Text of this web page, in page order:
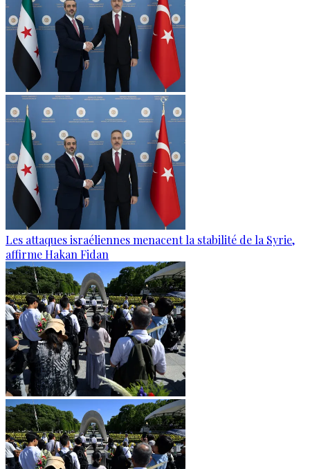
Les attaques israéliennes menacent la stabilité de la Syrie,
affirme Hakan Fidan